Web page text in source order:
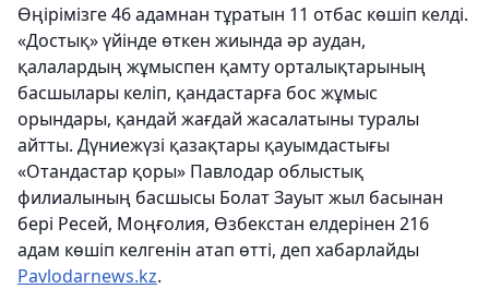
Өңірімізге 46 адамнан тұратын 11 отбас көшіп келді.
«Достық» үйінде өткен жиында әр аудан,
қалалардың жұмыспен қамту орталықтарының
басшылары келіп, қандастарға бос жұмыс
орындары, қандай жағдай жасалатыны туралы
айтты. Дүниежүзі қазақтары қауымдастығы
«Отандастар қоры» Павлодар облыстық
филиалының басшысы Болат Зауыт жыл басынан
бері Ресей, Моңғолия, Өзбекстан елдерінен 216
адам көшіп келгенін атап өтті, деп хабарлайды
Pavlodarnews.kz.